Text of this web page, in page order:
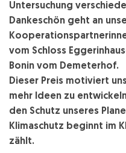
Untersuchung
Dankeschön geht an
vom Schloss
Bonin vom Demeterhof.
Dieser Preis motiviert
mehr Ideen zu
den Schutz unseres
Klimaschutz beginnt im
zählt.